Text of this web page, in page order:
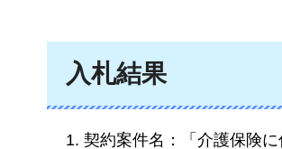
入札結果
契約案件名：「介護保険